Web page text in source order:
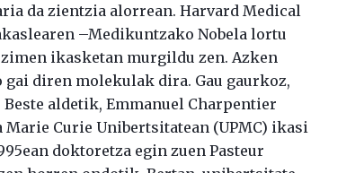
da zientzia alorrean. Harvard Medical
–Medikuntzako Nobela lortu
ikasketan murgildu zen. Azken
diren molekulak dira. Gau gaurkoz,
aldetik, Emmanuel Charpentier
Marie Curie Unibertsitatean (UPMC) ikasi
doktoretza egin zuen Pasteur